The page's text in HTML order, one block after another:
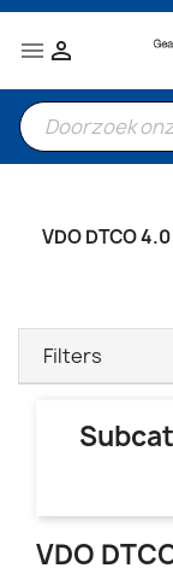
 
VDO DTCO
Filters
VDO